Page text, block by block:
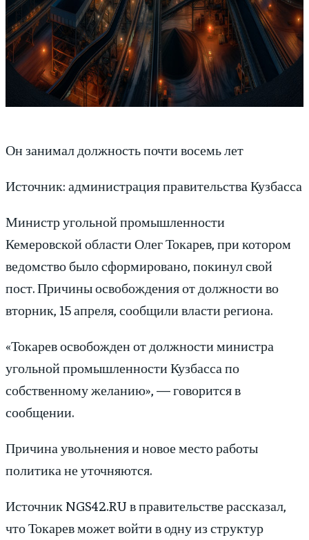
Он занимал должность почти восемь лет
Источник: администрация правительства Кузбасса
Министр угольной промышленности
Кемеровской области Олег Токарев, при котором
ведомство было сформировано, покинул свой
пост. Причины освобождения от должности во
вторник, 15 апреля, сообщили власти региона.
«Токарев освобожден от должности министра
угольной промышленности Кузбасса по
собственному желанию», — говорится в
сообщении.
Причина увольнения и новое место работы
политика не уточняются.
Источник NGS42.RU в правительстве рассказал,
что Токарев может войти в одну из структур